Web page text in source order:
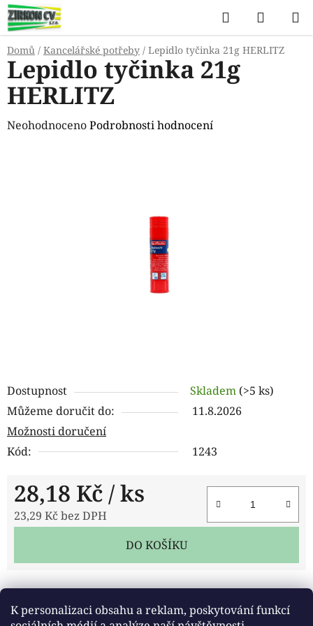
K personalizaci obsahu a reklam, poskytování funkcí
Přejít
na
obsah
Hledat
KOŠÍK
Domů / Kancelářské potřeby / Lepidlo tyčinka 21g HERLITZ
Dostupnost Skladem (>5 ks)
Můžeme doručit do:
11.8.2026
Možnosti doručení
Kód:
1243
28,18 Kč / ks
23,29 Kč bez DPH
DO KOŠÍKU
Lepidlo tyčinka 21g
HERLITZ
Průměrné
NeohodnocenoPodrobnosti hodnocení